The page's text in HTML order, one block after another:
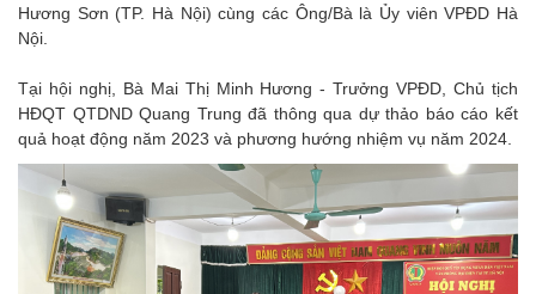
Hương Sơn (TP. Hà Nội) cùng các Ông/Bà là Ủy viên VPĐD Hà
Nội.
Tại hội nghị, Bà Mai Thị Minh Hương - Trưởng VPĐD, Chủ tịch
HĐQT QTDND Quang Trung đã thông qua dự thảo báo cáo kết
quả hoạt động năm 2023 và phương hướng nhiệm vụ năm 2024.